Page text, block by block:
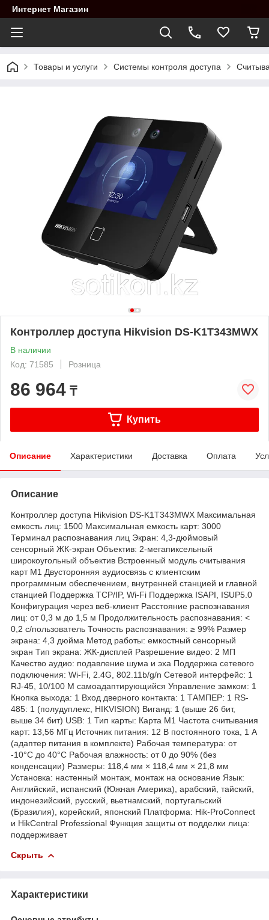
Интернет Магазин
Товары и услуги Системы контроля доступа
Контроллер доступа Hikvision DS-K1T343MWX
В наличии
Код: 71585
Розница
86 964 ₸
Купить
Описание Характеристики Доставка Оплата
Описание
Контроллер доступа Hikvision DS-K1T343MWX Максимальная
емкость лиц: 1500 Максимальная емкость карт: 3000
Терминал распознавания лиц Экран: 4,3-дюймовый
сенсорный ЖК-экран Объектив: 2-мегапиксельный
широкоугольный объектив Встроенный модуль считывания
карт M1 Двусторонняя аудиосвязь с клиентским
программным обеспечением, внутренней станцией и главной
станцией Поддержка TCP/IP, Wi-Fi Поддержка ISAPI, ISUP5.0
Конфигурация через веб-клиент Расстояние распознавания
лиц: от 0,3 м до 1,5 м Продолжительность распознавания: <
0,2 с/пользователь Точность распознавания: ≥ 99% Размер
экрана: 4,3 дюйма Метод работы: емкостный сенсорный
экран Тип экрана: ЖК-дисплей Разрешение видео: 2 МП
Качество аудио: подавление шума и эха Поддержка сетевого
подключения: Wi-Fi, 2.4G, 802.11b/g/n Сетевой интерфейс: 1
RJ-45, 10/100 M самоадаптирующийся Управление замком: 1
Кнопка выхода: 1 Вход дверного контакта: 1 ТАМПЕР: 1 RS-
485: 1 (полудуплекс, HIKVISION) Виганд: 1 (выше 26 бит,
выше 34 бит) USB: 1 Тип карты: Карта М1 Частота считывания
карт: 13,56 МГц Источник питания: 12 В постоянного тока, 1 А
(адаптер питания в комплекте) Рабочая температура: от
-10°C до 40°C Рабочая влажность: от 0 до 90% (без
конденсации) Размеры: 118,4 мм × 118,4 мм × 21,8 мм
Установка: настенный монтаж, монтаж на основание Язык:
Английский, испанский (Южная Америка), арабский, тайский,
индонезийский, русский, вьетнамский, португальский
(Бразилия), корейский, японский Платформа: Hik-ProConnect
и HikCentral Professional Функция защиты от подделки лица:
поддерживает
Скрыть
Характеристики